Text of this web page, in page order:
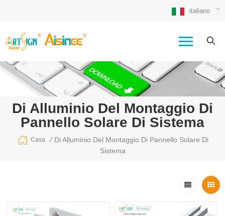
italiano
Di Alluminio Del Montaggio Di
Pannello Solare Di Sistema
Casa / Di Alluminio Del Montaggio Di Pannello Solare Di
Sistema